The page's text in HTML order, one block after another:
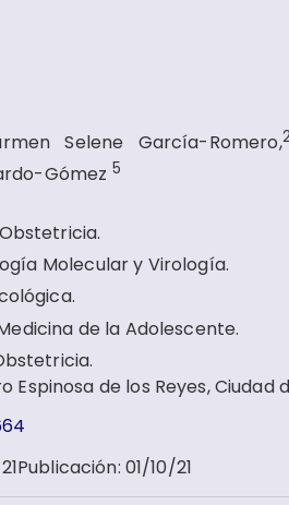
Selene García-Romero,2
Gómez 5
Molecular y Virología.
de la Adolescente.
de los Reyes, Ciudad
Publicación: 01/10/21